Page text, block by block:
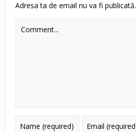
Adresa ta de email nu va fi publicată.